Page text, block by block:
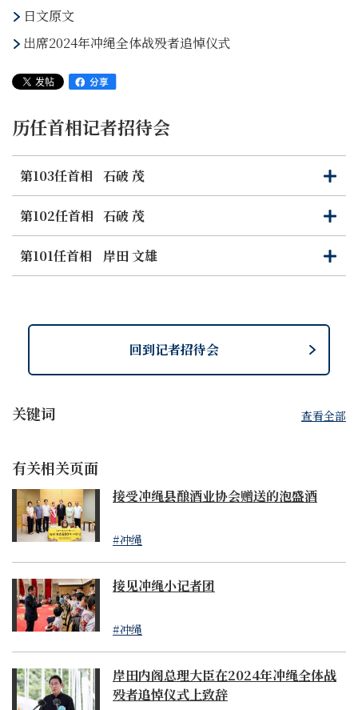
的问题是大家都非常关注的。我认为必须在充分考虑上述情
提及了这一问题。其背景就是我刚才说明的情况。政府也必
须认真对待大家的心情，在致辞中反映了我的这一想法。
日文原文
出席2024年冲绳全体战殁者追悼仪式
历任首相记者招待会
第103任首相 石破 茂
打
开
关
闭
第102任首相 石破 茂
打
开
关
闭
第101任首相
岸田 文雄
打
开
关
闭
关键词 查看全部
有关相关页面
接受冲绳县酿酒业协会赠送的泡盛酒
#冲绳
接见冲绳小记者团
#冲绳
岸田内阁总理大臣在2024年冲绳全体战
殁者追悼仪式上致辞
回到记者招待会